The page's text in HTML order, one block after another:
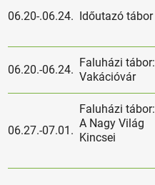
06.20-.06.24. Időutazó tábor
06.20.-06.24.
Faluházi tábor:
Vakációvár
06.27.-07.01.
Faluházi tábor:
A Nagy Világ
Kincsei